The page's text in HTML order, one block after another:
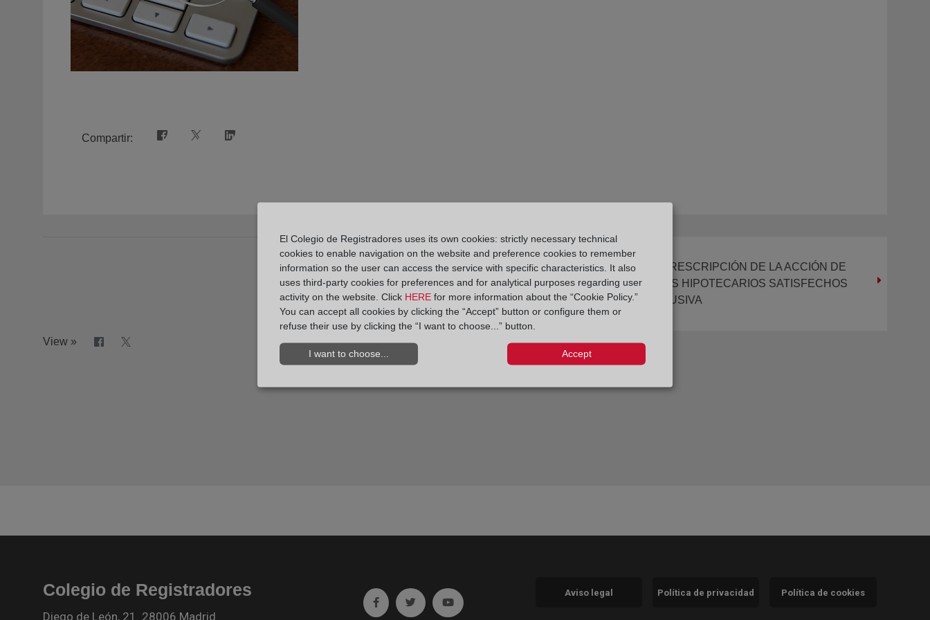
Compartir:
PARTE II. DIES A QUO DE LA PRESCRIPCIÓN DE LA ACCIÓN DE
RESTITUCIÓN DE LOS GASTOS HIPOTECARIOS SATISFECHOS
EN VIRTUD DE CLÁUSULA ABUSIVA
View »
Colegio de Registradores
Diego de León, 21. 28006 Madrid
Ir a facebook (abre en ventana nueva)
Ir a twitter (abre en ventana nueva)
Ir a YouTube (abre en ventana nueva)
Aviso legal Política de privacidad Política de cookies
El Colegio de Registradores uses its own cookies: strictly necessary technical
cookies to enable navigation on the website and preference cookies to remember
information so the user can access the service with specific characteristics. It also
uses third-party cookies for preferences and for analytical purposes regarding user
activity on the website. Click HERE for more information about the “Cookie Policy.”
You can accept all cookies by clicking the “Accept” button or configure them or
refuse their use by clicking the “I want to choose...” button.
I want to choose... Accept